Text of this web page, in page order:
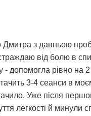
Дмитра з давньою
від болю в
- допомогла рівно на
3-4 сеанси в
Уже після
легкості й минули